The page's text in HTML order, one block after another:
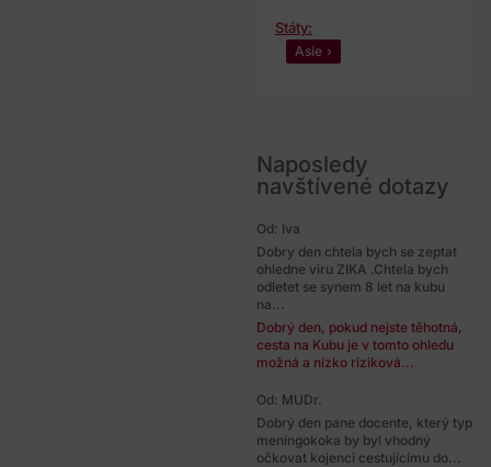
Státy:
Asie
Naposledy
navštívené dotazy
Od: Iva
Dobry den chtela bych se zeptat
ohledne viru ZIKA .Chtela bych
odletet se synem 8 let na kubu
na...
Dobrý den, pokud nejste těhotná,
cesta na Kubu je v tomto ohledu
možná a nízko riziková...
Od: MUDr.
Dobrý den pane docente, který typ
meningokoka by byl vhodný
očkovat kojenci cestujícímu do...